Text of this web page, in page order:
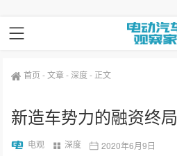
首页 -文章-深度- 正文
新造车势力的融资终局
电观 深度 2020年6月9日